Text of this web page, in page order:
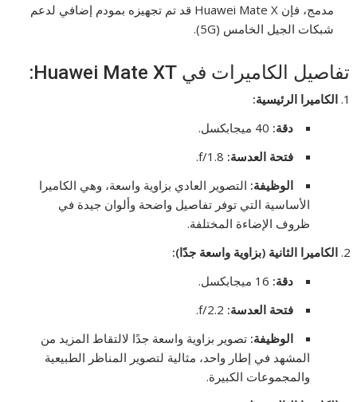
مدمج، فإن Huawei Mate X قد تم تجهيزه بمودم إضافي لدعم
شبكات الجيل الخامس (5G).
تفاصيل الكاميرات في Huawei Mate XT:
الكاميرا الرئيسية:
دقة:
فتحة العدسة:
الوظيفة: التصوير العادي بزاوية واسعة، وهي الكاميرا
الأساسية التي توفر تفاصيل واضحة وألوان جيدة في
ظروف الإضاءة المختلفة.
الكاميرا الثانية (بزاوية واسعة جدًا):
دقة:
فتحة العدسة:
الوظيفة: تصوير بزاوية واسعة جدًا لالتقاط المزيد من
المشهد في إطار واحد، مثالية لتصوير المناظر الطبيعية
والمجموعات الكبيرة.